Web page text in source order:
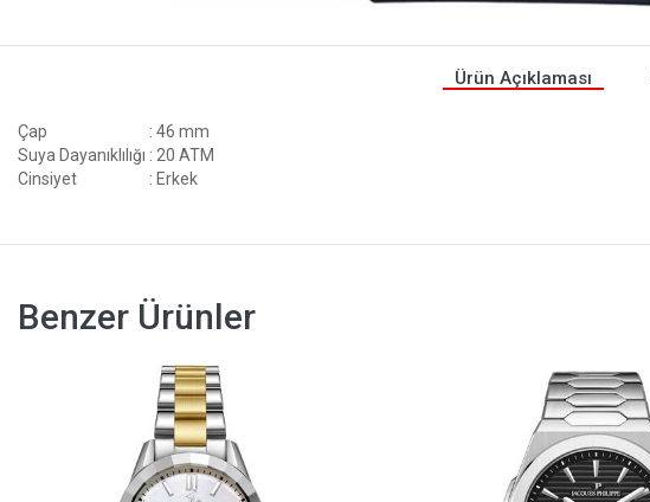
Ürün Açıklaması
Çap
: 46 mm
Suya Dayanıklılığı : 20 ATM
Cinsiyet
: Erkek
Benzer Ürünler